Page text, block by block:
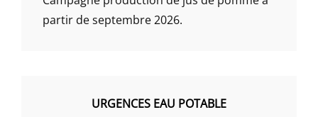
partir de septembre 2026.
URGENCES EAU POTABLE